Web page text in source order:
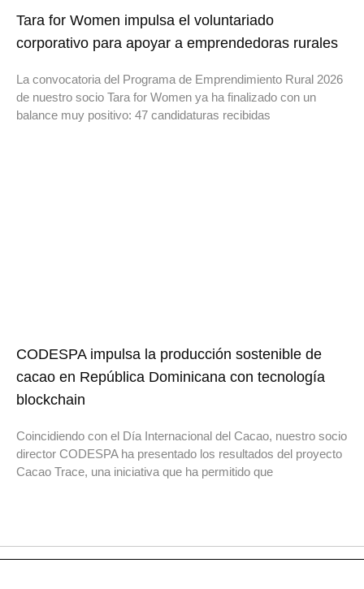
Tara for Women impulsa el voluntariado
corporativo para apoyar a emprendedoras rurales
La convocatoria del Programa de Emprendimiento Rural 2026
de nuestro socio Tara for Women ya ha finalizado con un
balance muy positivo: 47 candidaturas recibidas
CODESPA impulsa la producción sostenible de
cacao en República Dominicana con tecnología
blockchain
Coincidiendo con el Día Internacional del Cacao, nuestro socio
director CODESPA ha presentado los resultados del proyecto
Cacao Trace, una iniciativa que ha permitido que